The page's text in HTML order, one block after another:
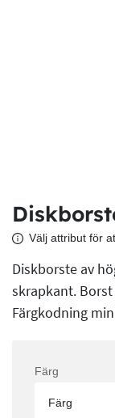
Välj attribut för
Diskborste av
skrapkant.
Färgkodning
Färg
Färg